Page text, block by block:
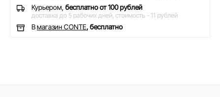
Курьером, бесплатно от 100 рублей
доставка до 5 рабочих дней, стоимость - 11 рублей
Вмагазин CONTE, бесплатно